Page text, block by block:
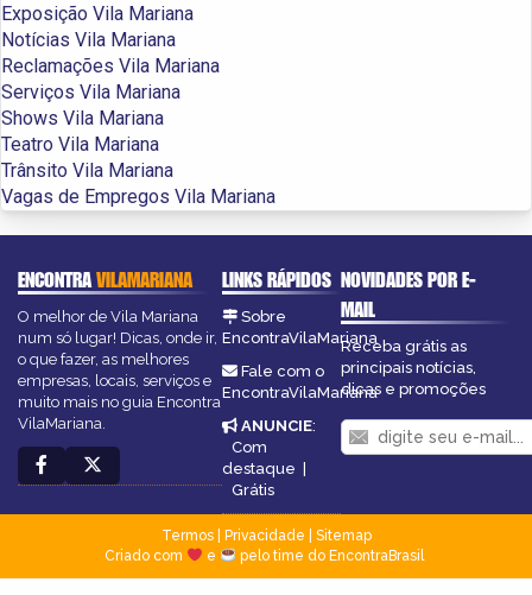
Exposição Vila Mariana
Notícias Vila Mariana
Reclamações Vila Mariana
Serviços Vila Mariana
Shows Vila Mariana
Teatro Vila Mariana
Trânsito Vila Mariana
Vagas de Empregos Vila Mariana
ENCONTRAVILAMARIANA
O melhor de Vila Mariana
num só lugar! Dicas, onde ir,
o que fazer, as melhores
empresas, locais, serviços e
muito mais no guia Encontra
VilaMariana.
LINKS RÁPIDOS
Sobre
EncontraVilaMariana
Fale com o
EncontraVilaMariana
ANUNCIE:
Com
destaque |
Grátis
NOVIDADES POR E-
MAIL
Receba grátis as
principais notícias,
dicas e promoções
Termos| Privacidade
Sitemap
Criado com
e pelo time do EncontraBrasil